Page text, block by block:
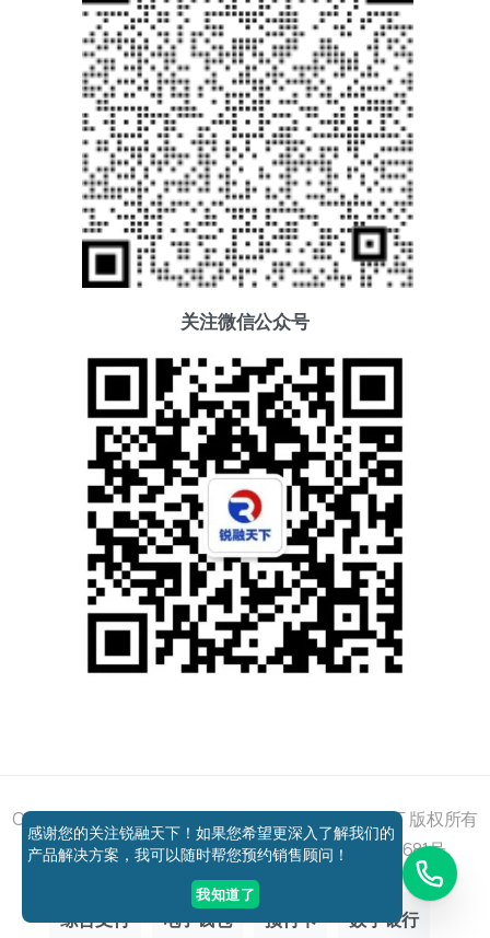
关注微信公众号
Copyright © 2011 - 2026 All right reserved 锐融天下 版权所有
京ICP备12037648号-1 京公网安备11010802027681号
综合支付 电子钱包 预付卡 数字银行
添加好友
电话咨询
感谢您的关注锐融天下！如果您希望更深入了解我们的
产品解决方案，我可以随时帮您预约销售顾问！
我知道了